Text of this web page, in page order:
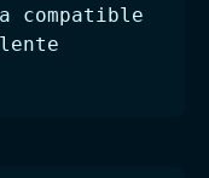
compatible